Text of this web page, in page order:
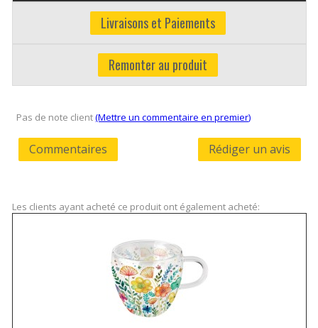
Livraisons et Paiements
Remonter au produit
Pas de note client(Mettre un commentaire en premier)
Commentaires Rédiger un avis
Les clients ayant acheté ce produit ont également acheté: